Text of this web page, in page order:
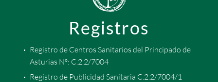
Registros
Registro de Centros Sanitarios del Principado de
Asturias Nº: C.2.2/7004
Registro de Publicidad Sanitaria C.2.2/7004/1